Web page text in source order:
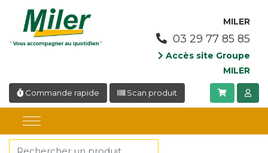
MILER
03 29 77 85 85
Accès site Groupe
MILER
Commande rapide Scan produit
Panneau de gestion des cookies